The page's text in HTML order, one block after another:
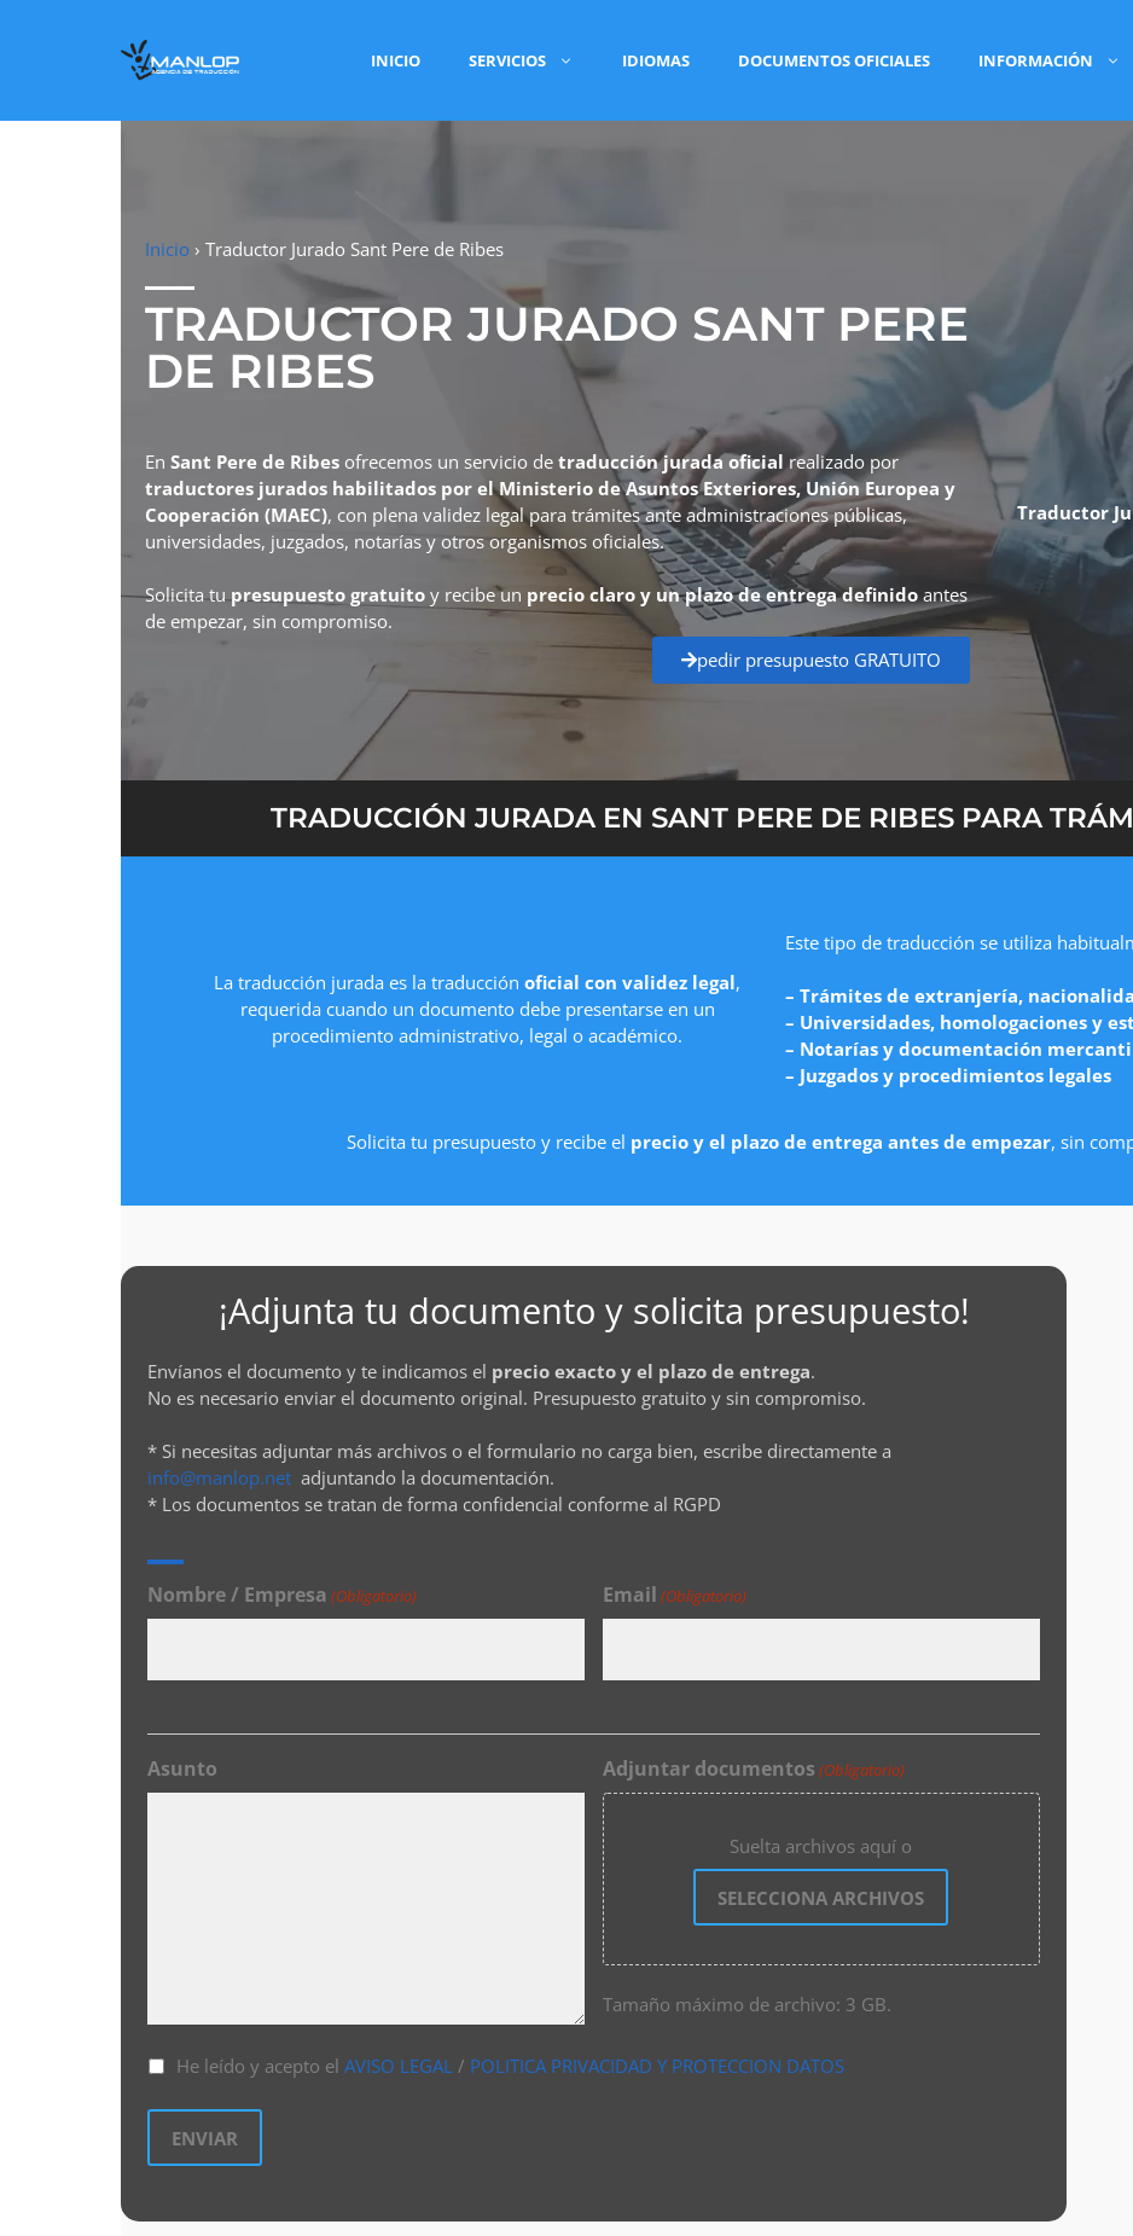
INICIO SERVICIOS IDIOMAS DOCUMENTOS OFICIALES INFORMACIÓN
Inicio › Traductor Jurado Sant Pere de Ribes
TRADUCTOR JURADO SANT PERE
DE RIBES
En Sant Pere de Ribes ofrecemos un servicio de traducción jurada oficial realizado por
traductores jurados habilitados por el Ministerio de Asuntos Exteriores, Unión Europea y
Cooperación (MAEC), con plena validez legal para trámites ante administraciones públicas,
universidades, juzgados, notarías y otros organismos oficiales.
Solicita tupresupuesto gratuito y recibe un precio claro y un plazo de entrega definido antes
de empezar, sin compromiso.
pedir presupuesto GRATUITO
Traductor
TRADUCCIÓN JURADA EN SANT PERE DE RIBES PARA
La traducción jurada es la traducción oficial con validez legal,
requerida cuando un documento debe presentarse en un
procedimiento administrativo, legal o académico.
Este tipo de traducción se utiliza
– Trámites de extranjería,
– Universidades, homologaciones y
– Notarías y documentación
– Juzgados y procedimientos legales
Solicita tu presupuesto y recibe el precio y el plazo de entrega antes de empezar, sin
¡Adjunta tu documento y solicita presupuesto!
Envíanos el documento y te indicamos el precio exacto y el plazo de entrega.
No es necesario enviar el documento original. Presupuesto gratuito y sin compromiso.
* Si necesitas adjuntar más archivos o el formulario no carga bien, escribe directamente a
info@manlop.net adjuntando la documentación.
* Los documentos se tratan de forma confidencial conforme al RGPD
Nombre / Empresa (Obligatorio) Email (Obligatorio)
Asunto Adjuntar documentos (Obligatorio)
Suelta archivos aquí o
SELECCIONA ARCHIVOS
Tamaño máximo de archivo: 3 GB.
He leído y acepto el AVISO LEGAL/ POLITICA PRIVACIDAD Y PROTECCION DATOS